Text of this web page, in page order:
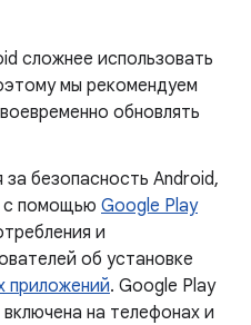
сложнее использовать
мы рекомендуем
обновлять
безопасность Android,
с помощью Google Play
и
об установке
приложений. Google Play
на телефонах и